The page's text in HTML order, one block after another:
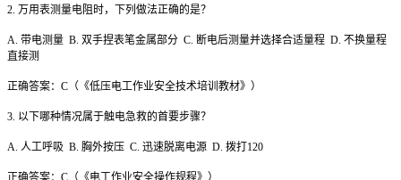
2. 万用表测量电阻时，下列做法正确的是？
A. 带电测量 B. 双手捏表笔金属部分 C. 断电后测量并选择合适量程 D. 不换量程
直接测
正确答案：C（《低压电工作业安全技术培训教材》）
3. 以下哪种情况属于触电急救的首要步骤？
A. 人工呼吸 B. 胸外按压 C. 迅速脱离电源 D. 拨打120
正确答案：C（《电工作业安全操作规程》）